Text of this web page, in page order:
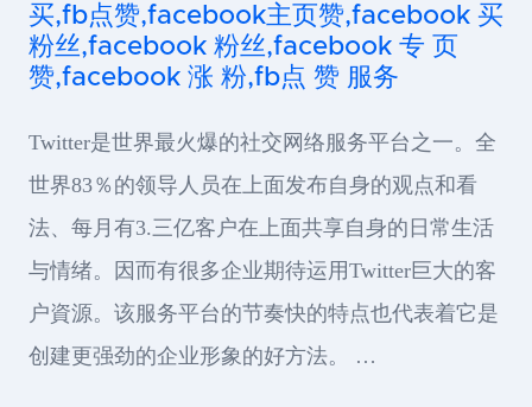
买,fb点赞,facebook主页赞,facebook 买
粉丝,facebook 粉丝,facebook 专 页
赞,facebook 涨 粉,fb点 赞 服务
Twitter是世界最火爆的社交网络服务平台之一。全
世界83％的领导人员在上面发布自身的观点和看
法、每月有3.三亿客户在上面共享自身的日常生活
与情绪。因而有很多企业期待运用Twitter巨大的客
户資源。该服务平台的节奏快的特点也代表着它是
创建更强劲的企业形象的好方法。 …